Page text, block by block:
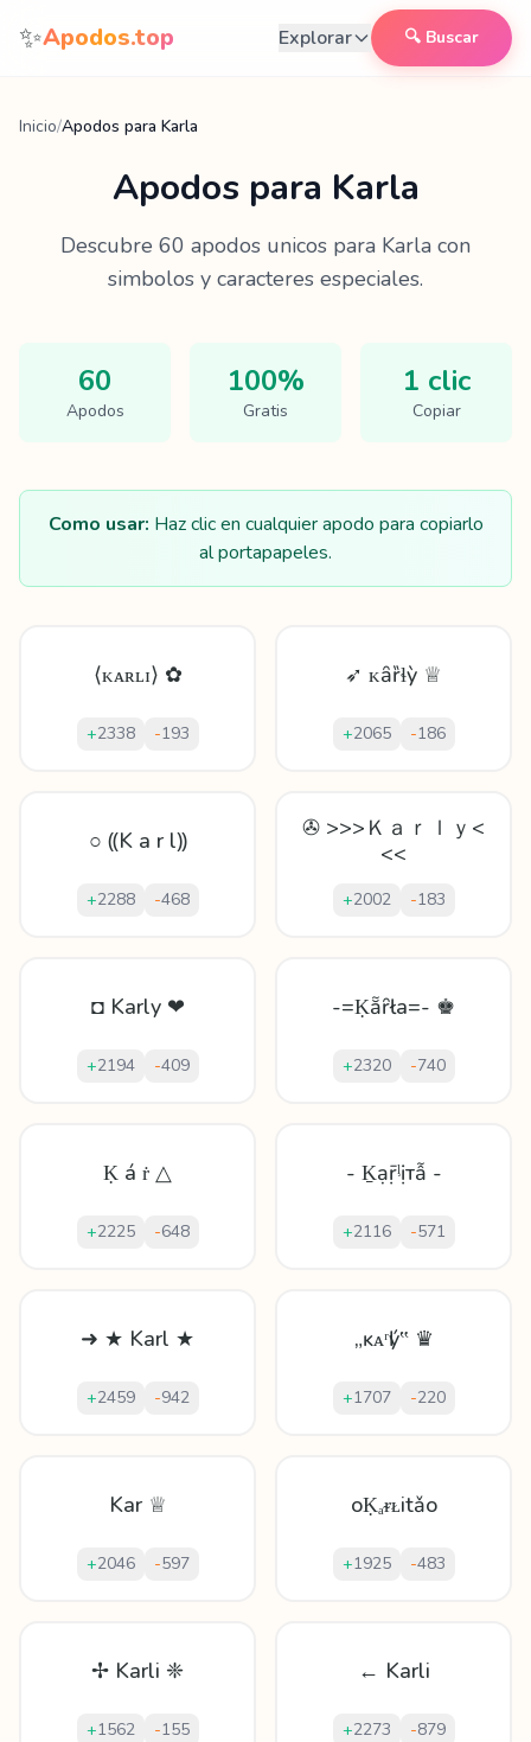
Saltar al contenido
✨Apodos.top Explorar 🔍 Buscar
Inicio/Apodos para Karla
Apodos para Karla
Descubre 60 apodos unicos para Karla con
simbolos y caracteres especiales.
60
Apodos
100%
Gratis
1 clic
Copiar
Como usar: Haz clic en cualquier apodo para copiarlo
al portapapeles.
⟨ᴋᴀʀʟɪ⟩ ✿
+2338 -193
➶ ᴋȃȑɬỳ ♕
+2065 -186
○ ⸨K a r l⸩
+2288 -468
✇ >>>Ｋａｒｌｙ<
<<
+2002 -183
◘ Karly ❤
+2194 -409
-=Ḳẵȓła=- ♚
+2320 -740
Ḳ á ṙ △
+2225 -648
- Ḵạṝᶪịтẫ -
+2116 -571
➜ ★ Karl ★
+2459 -942
„ĸᴀʳӏý‟ ♛
+1707 -220
Kar ♕
+2046 -597
oḲₐᵲᴌіtǎo
+1925 -483
✢ Karli ❈
+1562 -155
← Karli
+2273 -879